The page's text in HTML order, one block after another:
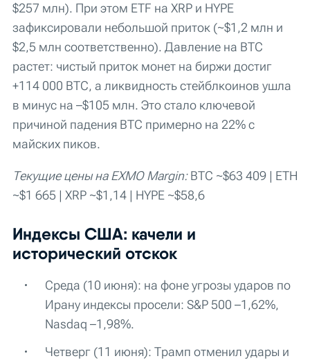
$257 млн). При этом ETF на XRP и HYPE
зафиксировали небольшой приток (~$1,2 млн и
$2,5 млн соответственно). Давление на BTC
растет: чистый приток монет на биржи достиг
+114 000 BTC, а ликвидность стейблкоинов ушла
в минус на –$105 млн. Это стало ключевой
причиной падения BTC примерно на 22% с
майских пиков.
Текущие цены на EXMO Margin:BTC ~$63 409 | ETH
~$1 665 | XRP ~$1,14 | HYPE ~$58,6
Индексы США: качели и
исторический отскок
Среда (10 июня): на фоне угрозы ударов по
Ирану индексы просели: S&P 500 –1,62%,
Nasdaq –1,98%.
Четверг (11 июня): Трамп отменил удары и